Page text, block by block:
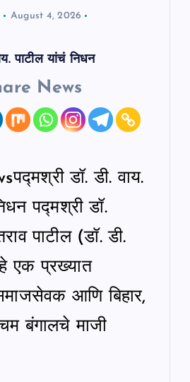
August 4, 2026
पाटील यांचं निधन
News
डॉ. डी. वाय.
पद्मश्री डॉ.
पाटील (डॉ. डी.
एक प्रख्यात
आणि बिहार,
बंगालचे माजी